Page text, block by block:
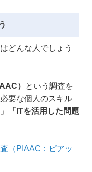
どんな人でしょう
）
という調査を
要な個人のスキル
「ITを活用した問題
（PIAAC：ピアッ